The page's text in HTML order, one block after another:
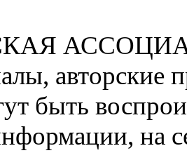
авторские
быть
на